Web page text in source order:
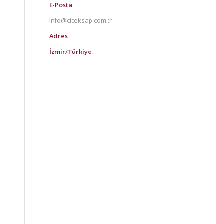
E-Posta
info@ciceksap.com.tr
Adres
İzmir/Türkiye